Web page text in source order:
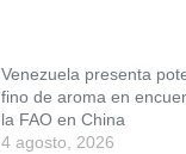
Venezuela presenta
fino de aroma en
la FAO en China
4 agosto, 2026